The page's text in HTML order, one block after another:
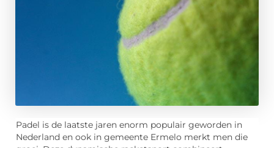
Padel is de laatste jaren enorm populair geworden in
Nederland en ook in gemeente Ermelo merkt men die